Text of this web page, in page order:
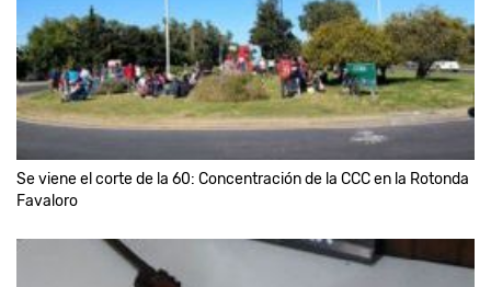
Se viene el corte de la 60: Concentración de la CCC en la Rotonda
Favaloro